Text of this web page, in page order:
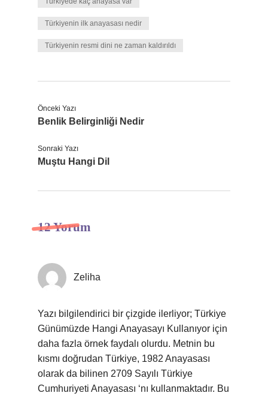
Türkiyenin ilk anayasası nedir
Türkiyenin resmi dini ne zaman kaldırıldı
Önceki Yazı
Benlik Belirginliği Nedir
Sonraki Yazı
Muştu Hangi Dil
12 Yorum
Zeliha
Yazı bilgilendirici bir çizgide ilerliyor; Türkiye
Günümüzde Hangi Anayasayı Kullanıyor için
daha fazla örnek faydalı olurdu. Metnin bu
kısmı doğrudan Türkiye, 1982 Anayasası
olarak da bilinen 2709 Sayılı Türkiye
Cumhuriyeti Anayasası ‘nı kullanmaktadır. Bu